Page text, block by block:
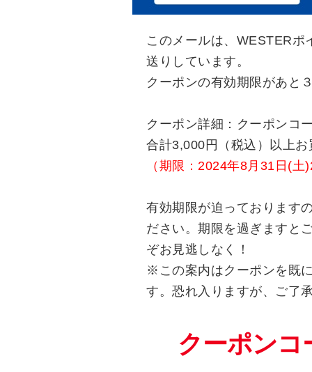
このメールは、WESTERポ
送りしています。
クーポンの有効期限があと
クーポン詳細：クーポンコ
合計3,000円（税込）以上
（期限：2024年8月31日(土
有効期限が迫っております
ださい。期限を過ぎますと
ぞお見逃しなく！
※この案内はクーポンを既
す。恐れ入りますが、ご了
クーポンコ